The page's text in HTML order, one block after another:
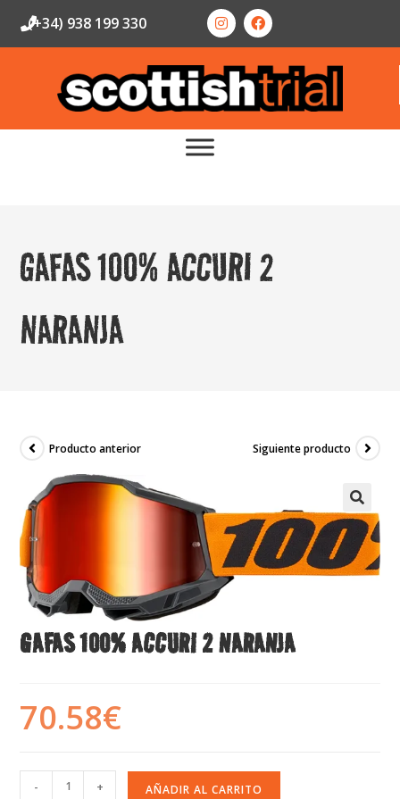
(+34) 938 199 330
GAFAS 100% ACCURI 2
NARANJA
Producto anterior Siguiente producto
GAFAS 100% ACCURI 2 NARANJA
70.58€
- + AÑADIR AL CARRITO